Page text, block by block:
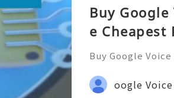
Buy
e Cheapest
Buy Google
gmail.com 💎
marketit 🎮
oogle